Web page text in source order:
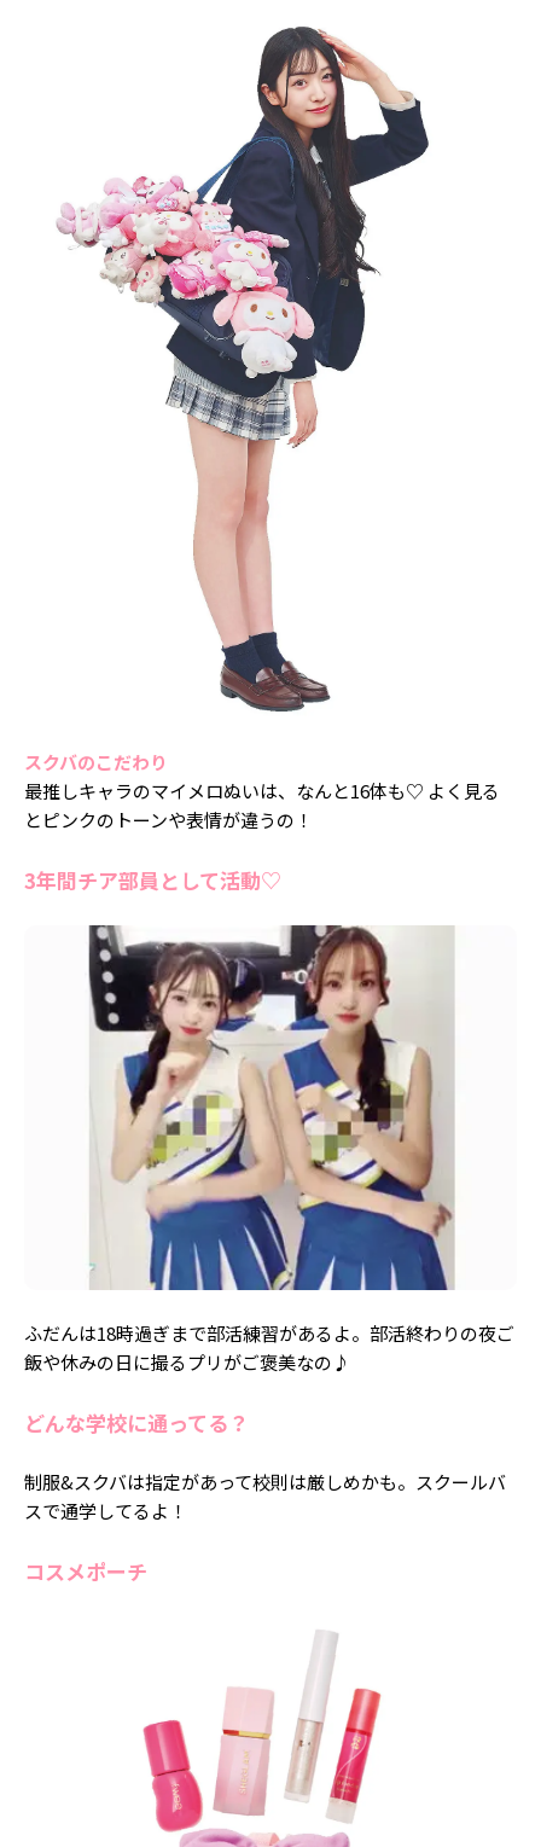
Follow us
ST member
新規会員登録・ログイン
スクバのこだわり
最推しキャラのマイメロぬいは、なんと16体も♡ よく見る
とピンクのトーンや表情が違うの！
3年間チア部員として活動♡
ふだんは18時過ぎまで部活練習があるよ。部活終わりの夜ご
飯や休みの日に撮るプリがご褒美なの♪
どんな学校に通ってる？
制服&スクバは指定があって校則は厳しめかも。スクールバ
スで通学してるよ！
コスメポーチ